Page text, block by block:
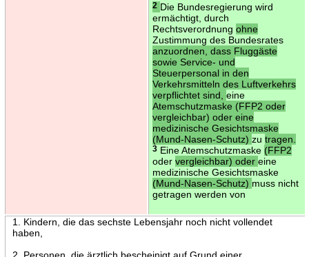
2 Die Bundesregierung wird
ermächtigt, durch
Rechtsverordnung ohne
Zustimmung des Bundesrates
anzuordnen, dass Fluggäste
sowie Service- und
Steuerpersonal in den
Verkehrsmitteln des Luftverkehrs
verpflichtet sind, eine
Atemschutzmaske (FFP2 oder
vergleichbar) oder eine
medizinische Gesichtsmaske
(Mund-Nasen-Schutz) zu tragen.
3Eine Atemschutzmaske (FFP2
oder vergleichbar) oder eine
medizinische Gesichtsmaske
(Mund-Nasen-Schutz) muss nicht
getragen werden von
1. Kindern, die das sechste Lebensjahr noch nicht vollendet
haben,
2. Personen, die ärztlich bescheinigt auf Grund einer